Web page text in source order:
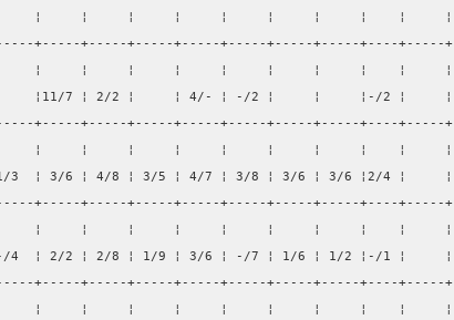
¦     ¦     ¦     ¦     ¦     ¦     ¦     ¦     ¦    ¦     ¦
+-----+-----+-----+-----+-----+-----+-----+----+-----+
¦     ¦     ¦     ¦     ¦     ¦     ¦     ¦    ¦     ¦
¦11/7 ¦ 2/2 ¦     ¦ 4/- ¦ -/2 ¦     ¦     ¦-/2 ¦     ¦
+-----+-----+-----+-----+-----+-----+-----+----+-----+
¦     ¦     ¦     ¦     ¦     ¦     ¦     ¦    ¦     ¦
3  ¦ 3/6 ¦ 4/8 ¦ 3/5 ¦ 4/7 ¦ 3/8 ¦ 3/6 ¦ 3/6 ¦2/4 ¦     ¦
+-----+-----+-----+-----+-----+-----+-----+----+-----+
¦     ¦     ¦     ¦     ¦     ¦     ¦     ¦     ¦    ¦     ¦
4  ¦ 2/2 ¦ 2/8 ¦ 1/9 ¦ 3/6 ¦ -/7 ¦ 1/6 ¦ 1/2 ¦-/1 ¦     ¦
+-----+-----+-----+-----+-----+-----+-----+----+-----+
¦     ¦     ¦     ¦     ¦     ¦     ¦     ¦     ¦    ¦     ¦